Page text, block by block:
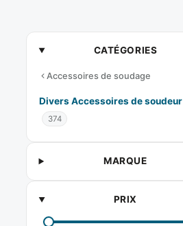
Divers
Accessoires
Soudeur
CATÉGORIES
Accessoires de soudage
Divers Accessoires de soudeur
374
MARQUE
PRIX